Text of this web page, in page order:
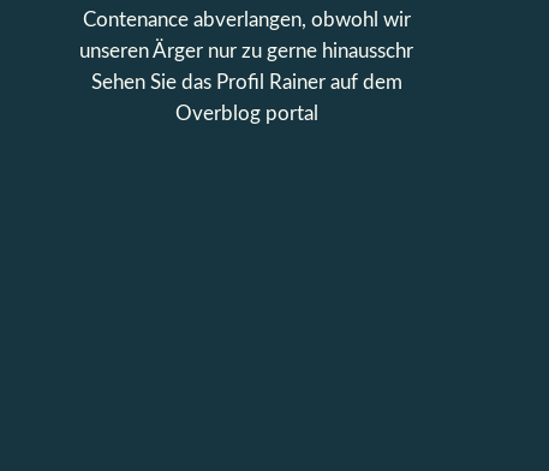
Contenance abverlangen, obwohl wir
unseren Ärger nur zu gerne hinausschr
Sehen Sie das Profil
Rainerauf dem
Overblog portal